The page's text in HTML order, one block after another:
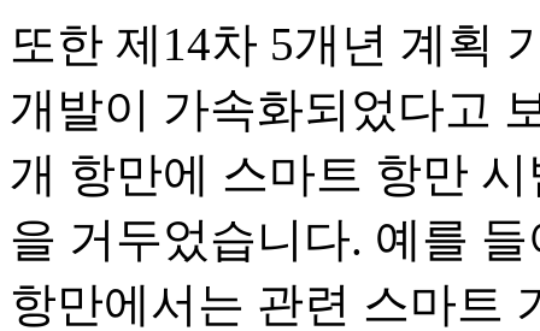
또한 제14차 5개년 계획
개발이 가속화되었다고
개 항만에 스마트 항만
을 거두었습니다. 예를
항만에서는 관련 스마트